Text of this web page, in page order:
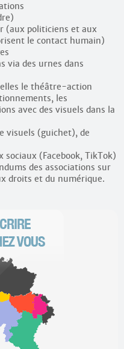
(aux politiciens et aux
le contact humain)
via des urnes dans
le théâtre-action
les
avec des visuels dans la
visuels (guichet), de
sociaux (Facebook, TikTok)
des associations sur
droits et du numérique.